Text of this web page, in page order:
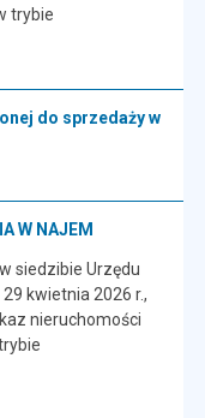
trybie
do sprzedaży w
W NAJEM
siedzibie Urzędu
kwietnia 2026 r.,
nieruchomości